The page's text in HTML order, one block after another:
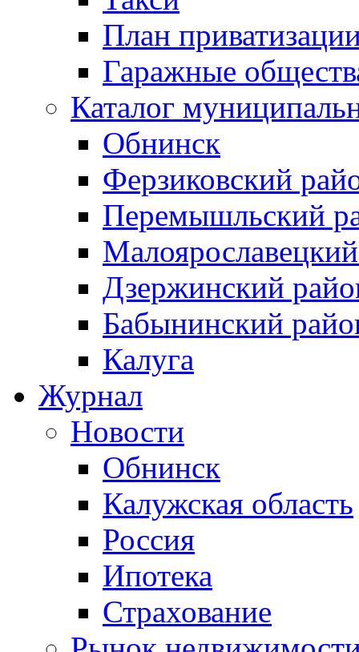
План
Гаражные
Каталог
Обнинск
Ферзиковский
Перемышльский
Дзержинский
Бабынинский
Калуга
Журнал
Новости
Обнинск
Калужская область
Россия
Ипотека
Страхование